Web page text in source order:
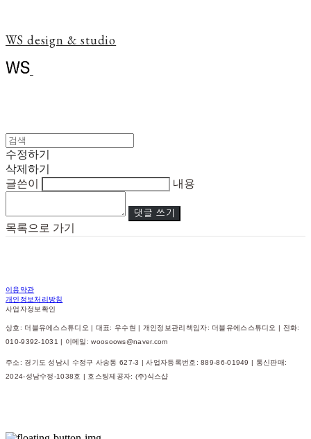
WS design & studio
수정하기
삭제하기
글쓴이
내용
댓글 쓰기
목록으로 가기
이용약관
개인정보처리방침
사업자정보확인
상호: 더블유에스스튜디오 | 대표: 우수현 | 개인정보관리책임자: 더블유에스스튜디오 | 전화:
010-9392-1031 | 이메일: woosoows@naver.com
주소: 경기도 성남시 수정구 사송동 627-3 | 사업자등록번호:889-86-01949 | 통신판매:
2024-성남수정-1038호 | 호스팅제공자: (주)식스샵